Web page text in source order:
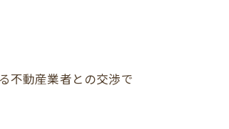
不動産業者との交渉で